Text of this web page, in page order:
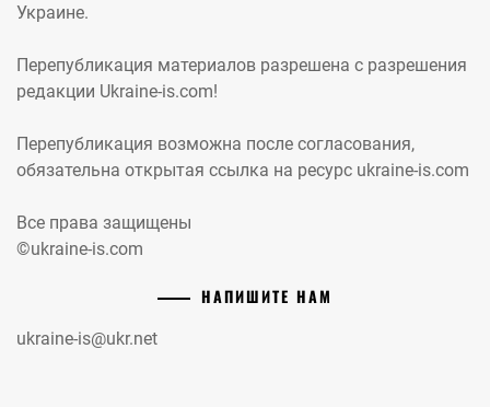
Украине.
Перепубликация материалов разрешена с разрешения
редакции Ukraine-is.com!
Перепубликация возможна после согласования,
обязательна открытая ссылка на ресурс ukraine-is.com
Все права защищены
©ukraine-is.com
НАПИШИТЕ НАМ
ukraine-is@ukr.net